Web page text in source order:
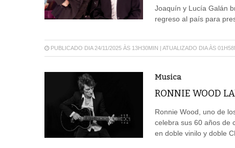
Joaquín y Lucía Galán
regreso al país para
PUBLICADO DIA 24/11/2025 ÀS 13H30MIN | ATUALIZADO DIA ÀS
Musica
RONNIE WOOD
Ronnie Wood, uno de
celebra sus 60 años de
en doble vinilo y doble